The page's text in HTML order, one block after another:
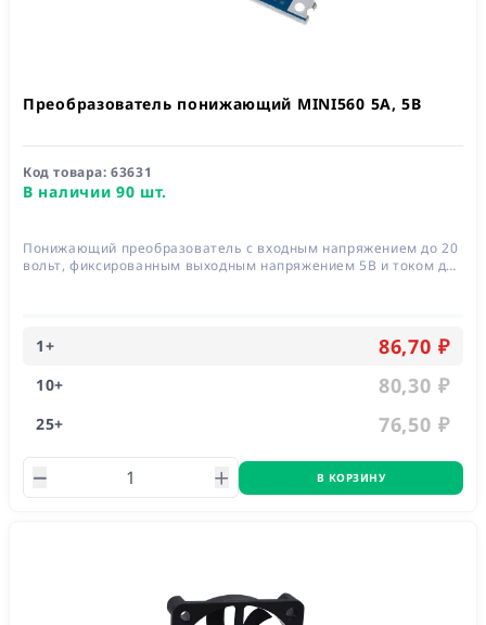
Преобразователь понижающий MINI560 5A, 5В
Код товара:63631
В наличии 90 шт.
Понижающий преобразователь с входным напряжением до 20
вольт, фиксированным выходным напряжением 5В и током до
1+ 86,70 ₽
10+ 80,30 ₽
25+ 76,50 ₽
В КОРЗИНУ